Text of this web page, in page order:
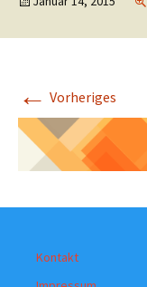
← Vorheriges
Kontakt